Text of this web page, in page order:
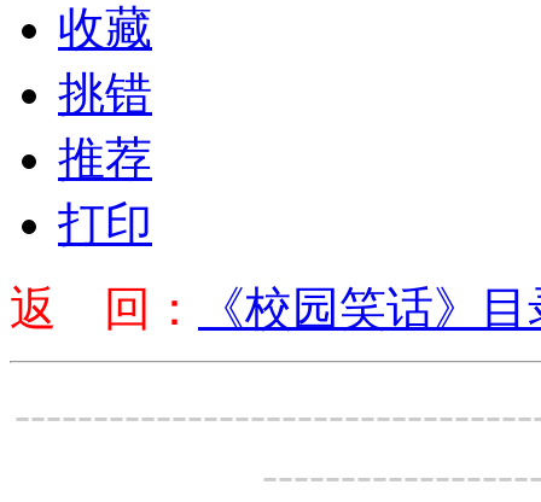
收藏
挑错
推荐
打印
返 回：
《校园笑话》